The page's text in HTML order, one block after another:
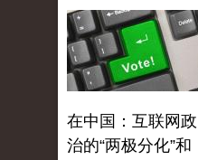
在中国：互联网政
治的“两极分化”和